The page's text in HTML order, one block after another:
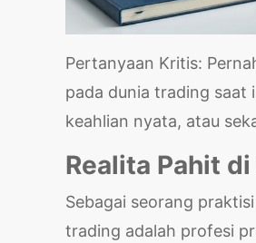
Pertanyaan Kritis:
pada dunia trading saat
keahlian nyata, atau
Realita Pahit
Sebagai seorang
trading adalah profesi